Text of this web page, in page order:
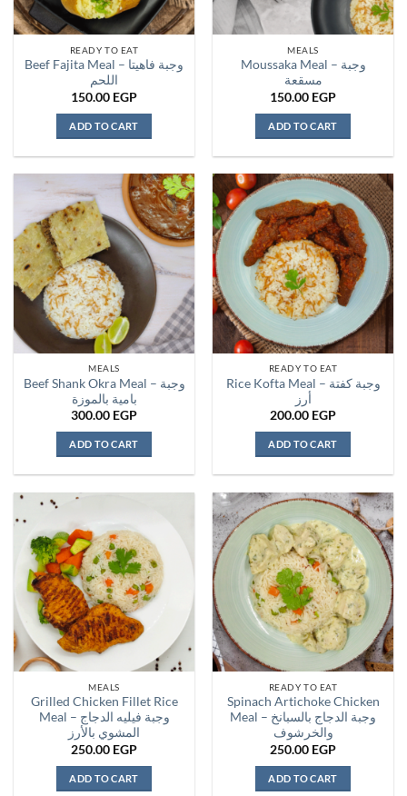
READY TO EAT
Beef Fajita Meal – وجبة فاهيتا
اللحم
150.00 EGP
ADD TO CART
MEALS
Moussaka Meal – وجبة
مسقعة
150.00 EGP
ADD TO CART
MEALS
Beef Shank Okra Meal – وجبة
بامية بالموزة
300.00 EGP
ADD TO CART
READY TO EAT
Rice Kofta Meal – وجبة كفتة
أرز
200.00 EGP
ADD TO CART
MEALS
Grilled Chicken Fillet Rice
Meal – وجبة فيليه الدجاج
المشوي بالأرز
250.00 EGP
ADD TO CART
READY TO EAT
Spinach Artichoke Chicken
Meal – وجبة الدجاج بالسبانخ
والخرشوف
250.00 EGP
ADD TO CART